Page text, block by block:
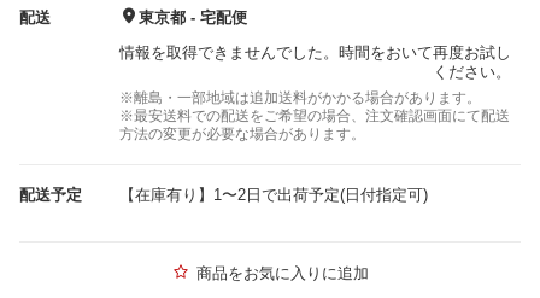
配送
東京都 - 宅配便
情報を取得できませんでした。時間をおいて再度お試し
ください。
※離島・一部地域は追加送料がかかる場合があります。
※最安送料での配送をご希望の場合、注文確認画面にて配送
方法の変更が必要な場合があります。
配送予定 【在庫有り】1〜2日で出荷予定(日付指定可)
商品をお気に入りに追加